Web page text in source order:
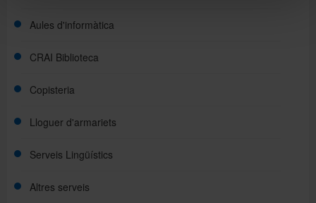
Aules d'informàtica
CRAI Biblioteca
Copisteria
Lloguer d'armariets
Serveis Lingüístics
Altres serveis